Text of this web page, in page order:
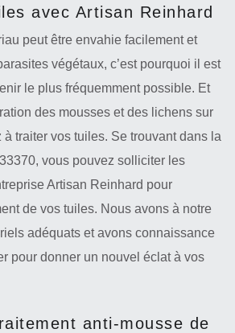
avec Artisan Reinhard
peut être envahie facilement et
végétaux, c’est pourquoi il est
le plus fréquemment possible. Et
des mousses et des lichens sur
à traiter vos tuiles. Se trouvant dans la
vous pouvez solliciter les
Artisan Reinhard pour
de vos tuiles. Nous avons à notre
adéquats et avons connaissance
pour donner un nouvel éclat à vos
anti-mousse de